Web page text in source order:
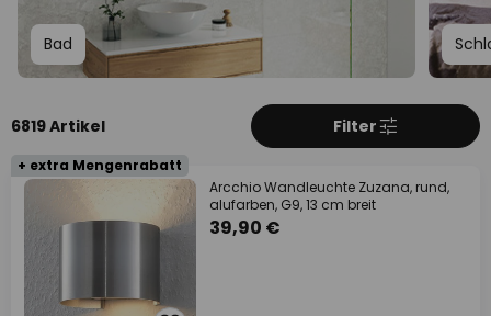
Bad
6819 Artikel Filter
+ extra Mengenrabatt
Arcchio Wandleuchte Zuzana, rund,
alufarben, G9, 13 cm breit
39,90 €